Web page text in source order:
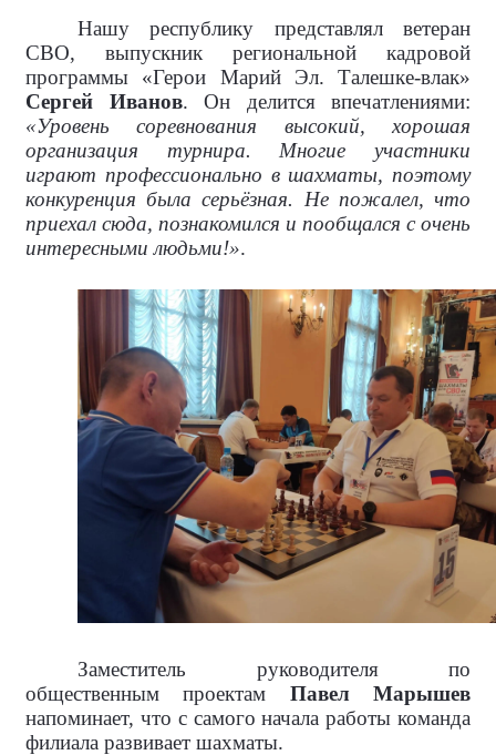
Нашу республику представлял ветеран
СВО, выпускник региональной кадровой
программы «Герои Марий Эл. Талешке-влак»
Сергей Иванов. Он делится впечатлениями:
«Уровень соревнования высокий, хорошая
организация турнира. Многие участники
играют профессионально в шахматы, поэтому
конкуренция была серьёзная. Не пожалел, что
приехал сюда, познакомился и пообщался с очень
интересными людьми!».
Заместитель руководителя по
общественным проектам Павел Марышев
напоминает, что с самого начала работы команда
филиала развивает шахматы.